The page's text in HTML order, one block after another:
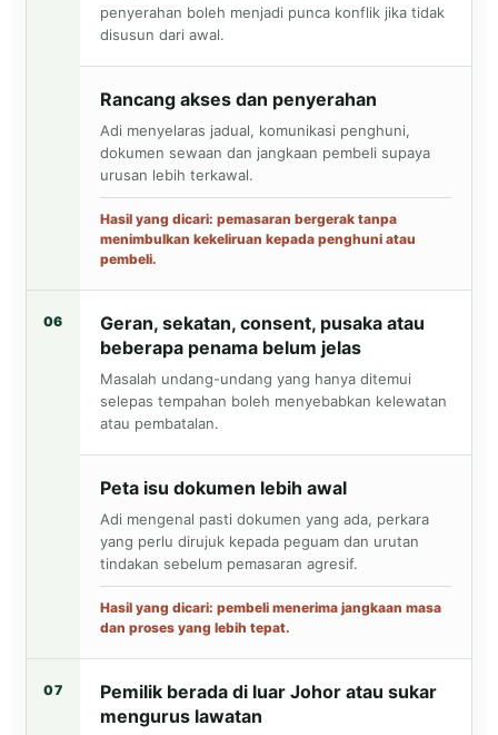
penyerahan boleh menjadi punca konflik jika tidak
disusun dari awal.
Rancang akses dan penyerahan
Adi menyelaras jadual, komunikasi penghuni,
dokumen sewaan dan jangkaan pembeli supaya
urusan lebih terkawal.
Hasil yang dicari: pemasaran bergerak tanpa
menimbulkan kekeliruan kepada penghuni atau
pembeli.
06
Geran, sekatan, consent, pusaka atau
beberapa penama belum jelas
Masalah undang-undang yang hanya ditemui
selepas tempahan boleh menyebabkan kelewatan
atau pembatalan.
Peta isu dokumen lebih awal
Adi mengenal pasti dokumen yang ada, perkara
yang perlu dirujuk kepada peguam dan urutan
tindakan sebelum pemasaran agresif.
Hasil yang dicari: pembeli menerima jangkaan masa
dan proses yang lebih tepat.
07
Pemilik berada di luar Johor atau sukar
mengurus lawatan